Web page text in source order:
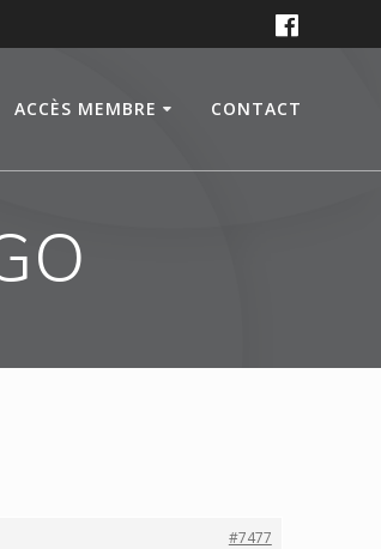
ACCÈS MEMBRE CONTACT
#7477